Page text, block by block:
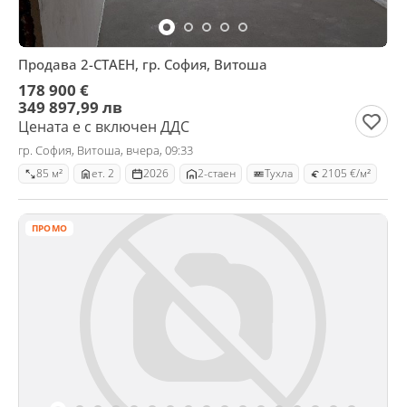
Продава 2-СТАЕН, гр. София, Витоша
178 900 €
349 897,99 лв
Цената е с включен ДДС
гр. София, Витоша, вчера, 09:33
85 м² ет. 2 2026 2-стаен Тухла 2105 €/м²
ПРОМО